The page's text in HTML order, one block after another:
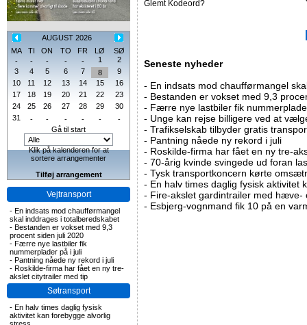
AUGUST 2026
MA
TI ON TO FR LØ
SØ
-
- - - - 1
2
3
4 5 6 7 8
9
10
11 12 13 14 15
16
17
18 19 20 21 22
23
24
25 26 27 28 29
30
31
- - - - -
-
Gå til start
Klik på kalenderen for at
sortere arrangementer
Tilføj arrangement
Vejtransport
- En indsats mod chaufførmangel
skal inddrages i totalberedskabet
- Bestanden er vokset med 9,3
procent siden juli 2020
- Færre nye lastbiler fik
nummerplader på i juli
- Pantning nåede ny rekord i juli
- Roskilde-firma har fået en ny tre-
akslet citytrailer med tip
Søtransport
- En halv times daglig fysisk
aktivitet kan forebygge alvorlig
Glemt Kodeord?
Seneste nyheder
- En indsats mod chaufførmangel
- Bestanden er vokset med 9,3
- Færre nye lastbiler fik
- Unge kan rejse billigere ved at
- Trafikselskab tilbyder gratis
- Pantning nåede ny rekord i juli
- Roskilde-firma har fået en ny tre-
- 70-årig kvinde svingede ud foran
- Tysk transportkoncern kørte
- En halv times daglig fysisk aktivitet
- Fire-akslet gardintrailer med hæve-
- Esbjerg-vognmand fik 10 på en